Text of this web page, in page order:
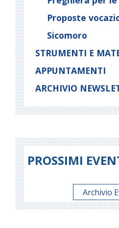
Proposte
Sicomoro
STRUMENTI E
APPUNTAMENTI
ARCHIVIO
PROSSIMI
Archivio